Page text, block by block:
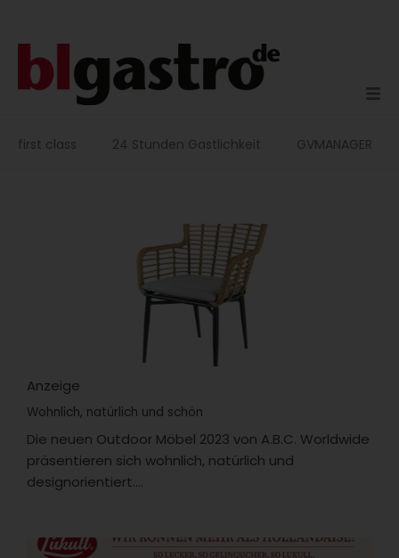
first class 24 Stunden Gastlichkeit GVMANAGER
Anzeige
Wohnlich, natürlich und schön
Die neuen Outdoor Möbel 2023 von A.B.C. Worldwide
präsentieren sich wohnlich, natürlich und
designorientiert....